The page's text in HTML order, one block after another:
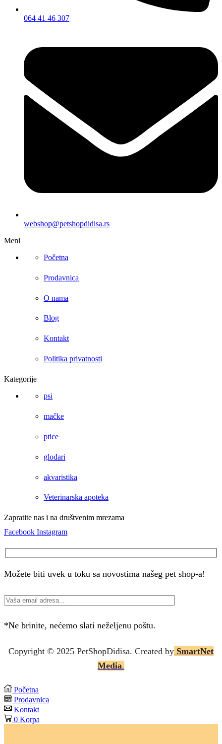
064 41 46 307
webshop@petshopdidisa.rs
Meni
Početna
Prodavnica
O nama
Blog
Kontakt
Politika privatnosti
Kategorije
psi
mačke
ptice
glodari
akvaristika
Veterinarska apoteka
Zapratite nas i na društvenim mrezama
Facebook Instagram
Možete biti uvek u toku sa novostima našeg pet shop-a!
*Ne brinite, nećemo slati neželjenu poštu.
Copyright © 2025 PetShopDidisa. Created by SmartNet
Media.
Početna
Prodavnica
Kontakt
0 Korpa